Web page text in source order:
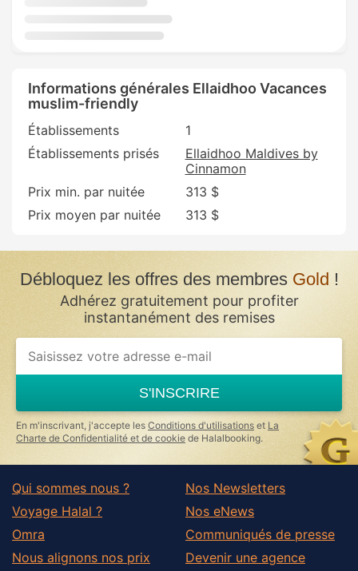
Informations générales Ellaidhoo Vacances
muslim-friendly
Établissements
1
Établissements prisés
Ellaidhoo Maldives by
Cinnamon
Prix min. par nuitée
313 $
Prix moyen par nuitée
313 $
Débloquez les offres des membres Gold !
Adhérez gratuitement pour profiter
instantanément des remises
S'INSCRIRE
En m'inscrivant, j'accepte les Conditions d'utilisations et La
Charte de Confidentialité et de cookie de Halalbooking.
Qui sommes nous ?
Voyage Halal ?
Omra
Nous alignons nos prix
Nos Newsletters
Nos eNews
Communiqués de presse
Devenir une agence